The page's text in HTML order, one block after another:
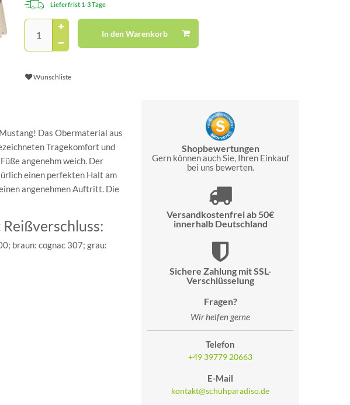
Lieferfrist 1-3 Tage
In den Warenkorb
Wunschliste
Das Obermaterial aus
Tragekomfort und
angenehm weich. Der
einen perfekten Halt am
angenehmen Auftritt. Die
braun: cognac 307; grau:
Shopbewertungen
Gern können auch Sie, Ihren Einkauf
bei uns bewerten.
Versandkostenfrei ab 50€
innerhalb Deutschland
Sichere Zahlung mit SSL-
Verschlüsselung
Fragen?
Wir helfen gerne
Telefon
+49 39779 20663
E-Mail
kontakt@schuhparadiso.de